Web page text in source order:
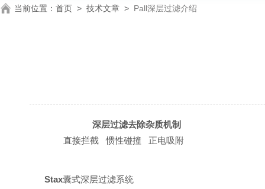
当前位置： 首页 > 技术文章 > Pall深层过滤介绍
深层过滤去除杂质机制
直接拦截 惯性碰撞 正电吸附
Stax囊式深层过滤系统